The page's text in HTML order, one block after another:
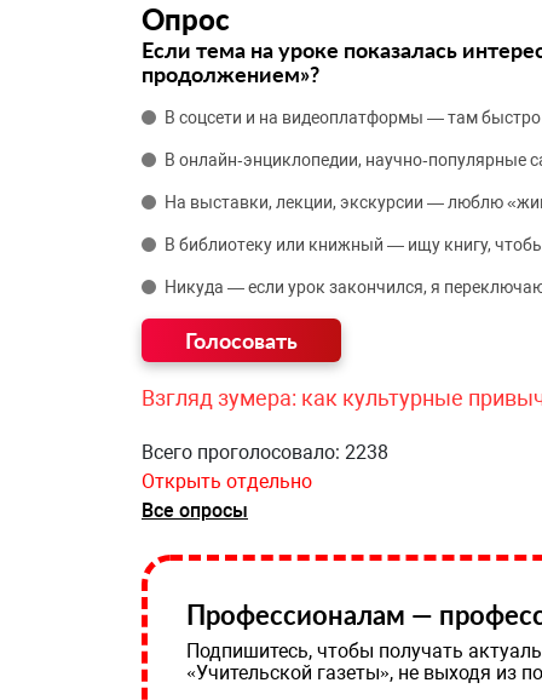
Опрос
Если тема на уроке показалась
продолжением»?
В соцсети и на видеоплатформы — там
В онлайн‑энциклопедии,
На выставки, лекции, экскурсии — люблю
В библиотеку или книжный — ищу книгу,
Никуда — если урок закончился, я
Взгляд зумера: как культурные
Всего проголосовало: 2238
Открыть отдельно
Все опросы
Профессионалам —
Подпишитесь, чтобы получать
«Учительской газеты», не выходя из